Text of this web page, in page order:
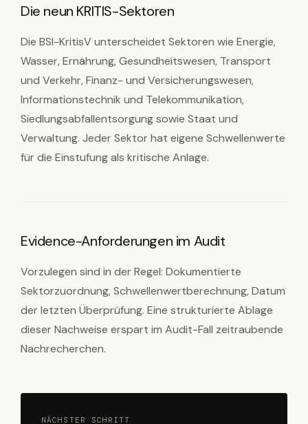
Die neun KRITIS-Sektoren
Die BSI-KritisV unterscheidet Sektoren wie Energie,
Wasser, Ernährung, Gesundheitswesen, Transport
und Verkehr, Finanz- und Versicherungswesen,
Informationstechnik und Telekommunikation,
Siedlungsabfallentsorgung sowie Staat und
Verwaltung. Jeder Sektor hat eigene Schwellenwerte
für die Einstufung als kritische Anlage.
Evidence-Anforderungen im Audit
Vorzulegen sind in der Regel: Dokumentierte
Sektorzuordnung, Schwellenwertberechnung, Datum
der letzten Überprüfung. Eine strukturierte Ablage
dieser Nachweise erspart im Audit-Fall zeitraubende
Nachrecherchen.
NÄCHSTER SCHRITT